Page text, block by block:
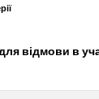
відмови в